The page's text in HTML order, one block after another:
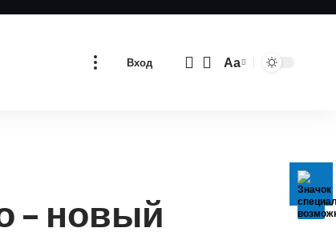
Вход
Изменение
Аа
– новый